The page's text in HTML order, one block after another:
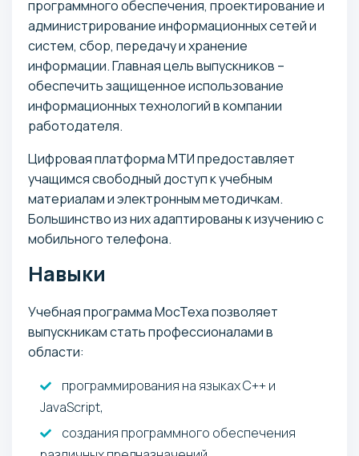
программного обеспечения, проектирование и
администрирование информационных сетей и
систем, сбор, передачу и хранение
информации. Главная цель выпускников –
обеспечить защищенное использование
информационных технологий в компании
работодателя.
Цифровая платформа МТИ предоставляет
учащимся свободный доступ к учебным
материалам и электронным методичкам.
Большинство из них адаптированы к изучению с
мобильного телефона.
Навыки
Учебная программа МосТеха позволяет
выпускникам стать профессионалами в
области:
программирования на языках С++ и
JavaScript,
создания программного обеспечения